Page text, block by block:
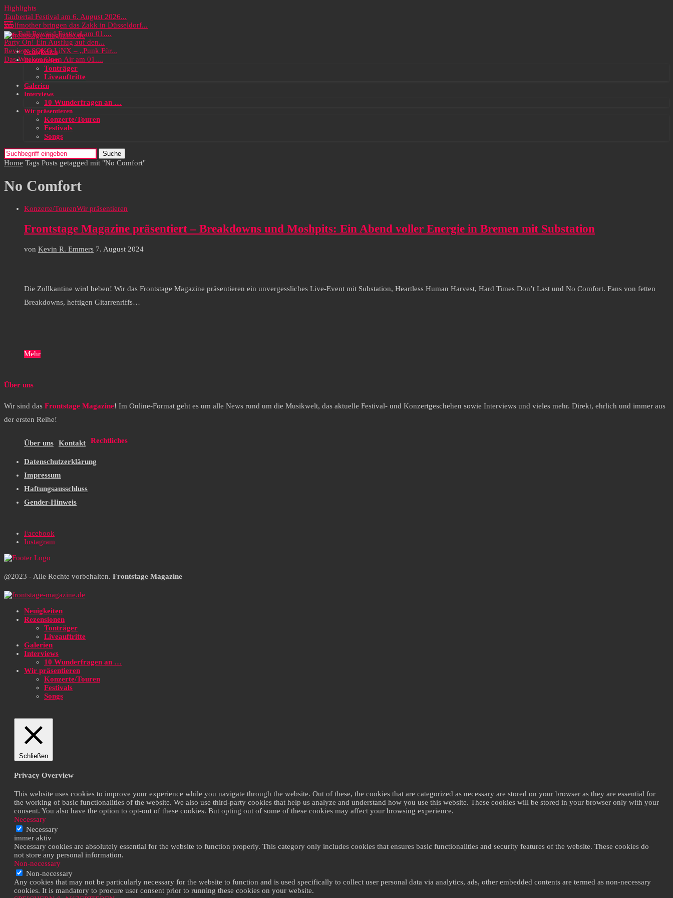
Highlights
Taubertal Festival am 6. August 2026...
Wolfmother bringen das Zakk in Düsseldorf...
Das Full Rewind Festival am 01....
Party On! Ein Ausflug auf den...
Review: SOKO LiNX – „Punk Für...
Das Wacken Open Air am 01....
Neuigkeiten
Rezensionen
Tonträger
Liveauftritte
Galerien
Interviews
10 Wunderfragen an …
Wir präsentieren
Konzerte/Touren
Festivals
Songs
Suche
Home Tags Posts getagged mit "No Comfort"
No Comfort
Konzerte/TourenWir präsentieren
Frontstage Magazine präsentiert – Breakdowns und Moshpits: Ein Abend voller Energie in Bremen mit Substation
von Kevin R. Emmers 7. August 2024
Die Zollkantine wird beben! Wir das Frontstage Magazine präsentieren ein unvergessliches Live-Event mit Substation, Heartless Human Harvest, Hard Times Don’t Last und No Comfort. Fans von fetten
Breakdowns, heftigen Gitarrenriffs…
Mehr
Über uns
Wir sind das Frontstage Magazine! Im Online-Format geht es um alle News rund um die Musikwelt, das aktuelle Festival- und Konzertgeschehen sowie Interviews und vieles mehr. Direkt, ehrlich und immer aus
der ersten Reihe!
Über uns Kontakt Rechtliches
Datenschutzerklärung
Impressum
Haftungsausschluss
Gender-Hinweis
Facebook
Instagram
@2023 - Alle Rechte vorbehalten. Frontstage Magazine
Neuigkeiten
Rezensionen
Tonträger
Liveauftritte
Galerien
Interviews
10 Wunderfragen an …
Wir präsentieren
Konzerte/Touren
Festivals
Songs
Schließen
Privacy Overview
This website uses cookies to improve your experience while you navigate through the website. Out of these, the cookies that are categorized as necessary are stored on your browser as they are essential for
the working of basic functionalities of the website. We also use third-party cookies that help us analyze and understand how you use this website. These cookies will be stored in your browser only with your
consent. You also have the option to opt-out of these cookies. But opting out of some of these cookies may affect your browsing experience.
Necessary
Necessary
immer aktiv
Necessary cookies are absolutely essential for the website to function properly. This category only includes cookies that ensures basic functionalities and security features of the website. These cookies do
not store any personal information.
Non-necessary
Non-necessary
Any cookies that may not be particularly necessary for the website to function and is used specifically to collect user personal data via analytics, ads, other embedded contents are termed as non-necessary
cookies. It is mandatory to procure user consent prior to running these cookies on your website.